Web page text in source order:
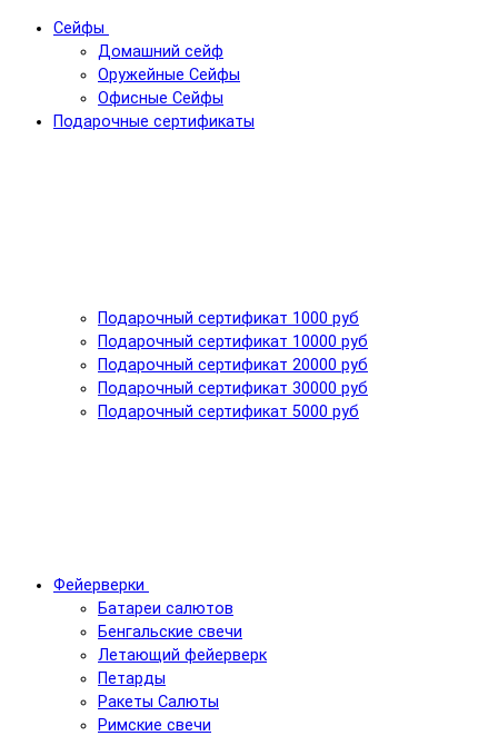
Сейфы
Домашний сейф
Оружейные Сейфы
Офисные Сейфы
Подарочные сертификаты
Подарочный сертификат 1000 руб
Подарочный сертификат 10000 руб
Подарочный сертификат 20000 руб
Подарочный сертификат 30000 руб
Подарочный сертификат 5000 руб
Фейерверки
Батареи салютов
Бенгальские свечи
Летающий фейерверк
Петарды
Ракеты Салюты
Римские свечи